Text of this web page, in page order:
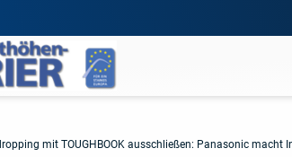
mit TOUGHBOOK ausschließen: Panasonic macht